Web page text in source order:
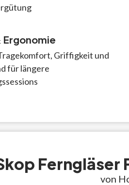
Griffigkeit und
für längere
Ferngläser
von